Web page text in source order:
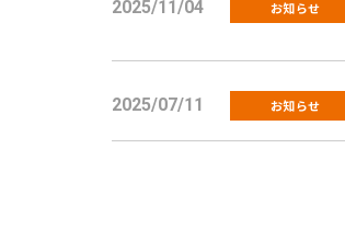
2025/11/04 お知らせ
2025/07/11 お知らせ